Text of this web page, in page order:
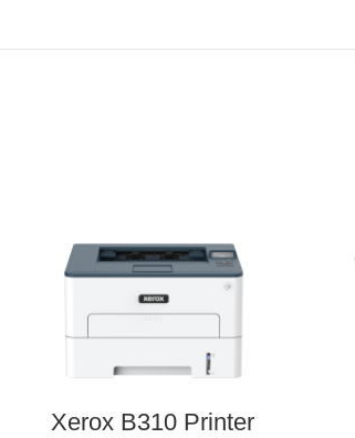
Xerox B310 Printer